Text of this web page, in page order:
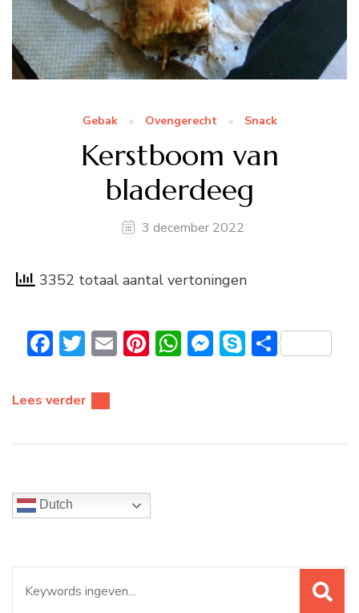
Gebak Ovengerecht Snack
Kerstboom van
bladerdeeg
3 december 2022
3352 totaal aantal vertoningen
Facebook
Twitter
EmailPinterest
WhatsApp
Messenger
Skype
Delen
Lees verder
Dutch
naar: